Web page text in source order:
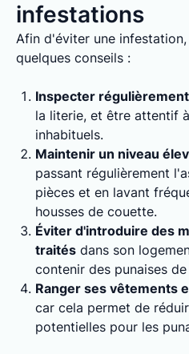
infestations
Afin d'éviter une
quelques conseils :
Inspecter
la literie, et être attentif
inhabituels.
Maintenir un niveau
passant régulièrement
pièces et en lavant
housses de couette.
Éviter d'introduire des
traités dans son
contenir des punaises
Ranger ses vêtements
car cela permet de
potentielles pour les